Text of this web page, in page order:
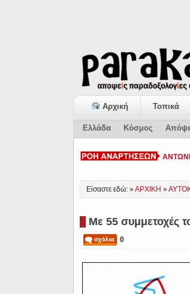
Αρχική Τοπικά
Ελλάδα Κόσμος
ΚΙΑΤΟ:
Είσαστε εδώ: »ΑΡΧΙΚΗ »
Με 55
0